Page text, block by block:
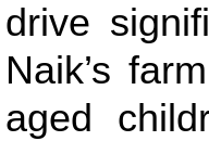
drive
Naik’s
aged